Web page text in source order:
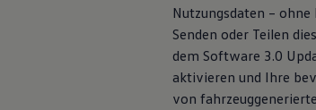
Wallbox und Ladekabel
Dienste für Ihr Modell finden
Volkswagen Apps, Login und
Handy und Fahrzeug verbinden
Updates für Software, Karten und
Nutzungsdaten –
Senden oder Teilen
dem Software 3.0
aktivieren und Ihre
von